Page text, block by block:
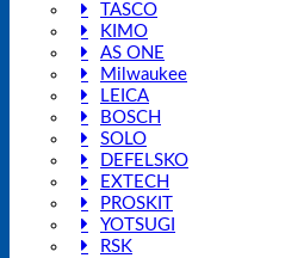
TASCO
KIMO
AS ONE
Milwaukee
LEICA
BOSCH
SOLO
DEFELSKO
EXTECH
PROSKIT
YOTSUGI
RSK